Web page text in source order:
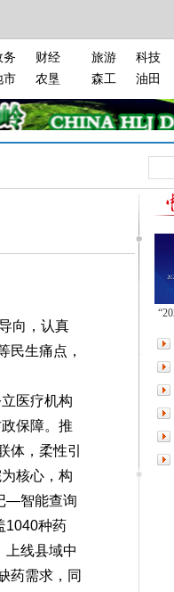
务
财经
市
农垦
旅游
科技
森工
油田
向，认真
民生痛点，
医疗机构
保障。推
体，柔性引
核心，构
—智能查询
1040种药
上线县域中
药需求，同